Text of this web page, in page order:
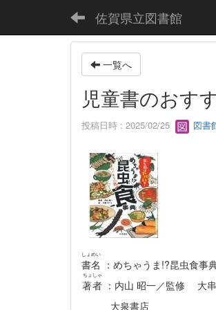
佐賀県立図書館
一覧へ
児童書のおす
投稿日時 : 2025/02/25 図書
書名
しょめい
：めちゃうま!?昆虫食事
著者
ちょしゃ
：内山 昭一／監修 大
大泉書店